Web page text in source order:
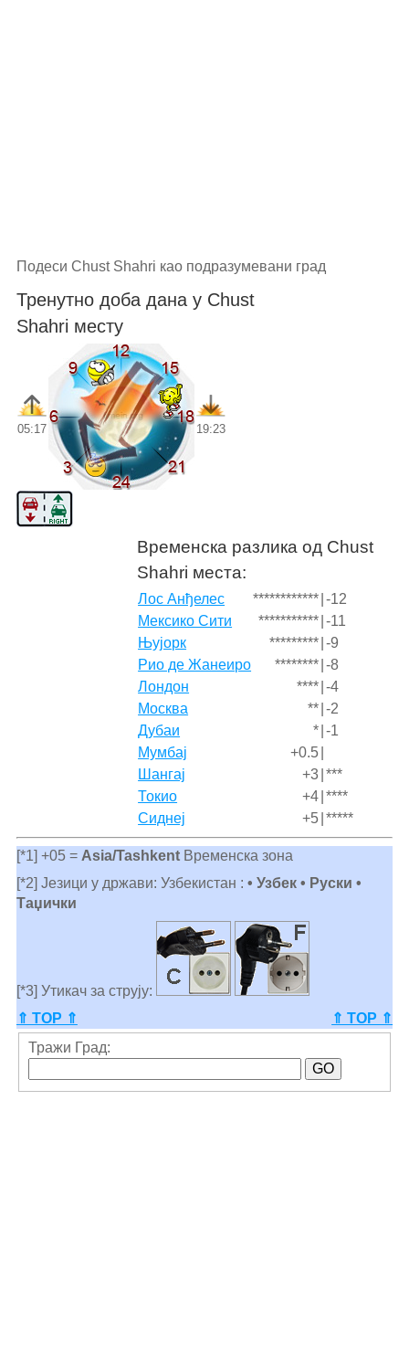
Подеси Chust Shahri као подразумевани град
Тренутно доба дана у Chust
Shahri месту
05:17 19:23
Временска разлика од Chust
Shahri места:
Лос Анђелес ************ -12
Мексико Сити
*********** -11
Њујорк
********* -9
Рио де Жанеиро
******** -8
Лондон
**** -4
Москва
** -2
Дубаи
* -1
Мумбај
+0.5
Шангај
+3 ***
Токио
+4 ****
Сиднеј
+5 *****
[*1] +05 = Asia/TashkentВременска зона
[*2] Језици у држави: Узбекистан : • Узбек • Руски •
Таџички
[*3] Утикач за струју:
⇑ TOP ⇑
⇑ TOP ⇑
Тражи Град: